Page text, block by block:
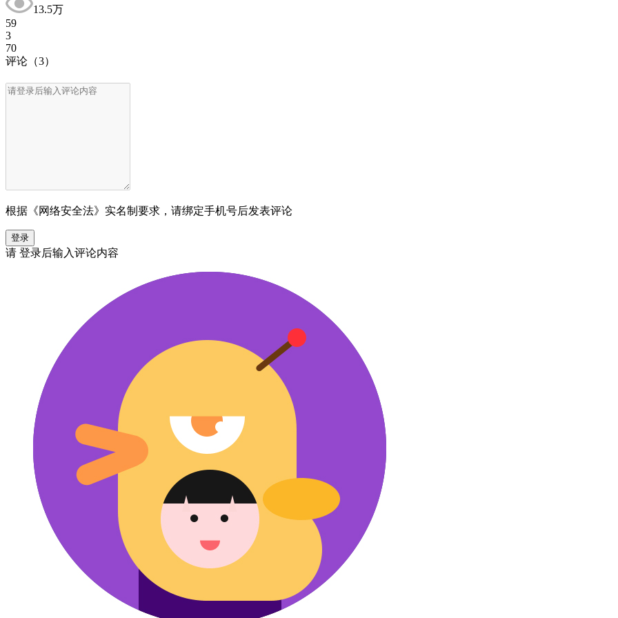
13.5万
59
3
70
评论 （3）
根据《网络安全法》实名制要求，请绑定手机号后发表评论
登录
请 登录后输入评论内容